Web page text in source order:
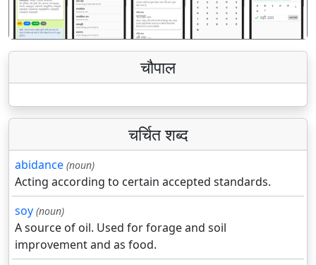
चौपाल
चर्चित शब्द
abidance (noun)
Acting according to certain accepted standards.
soy (noun)
A source of oil. Used for forage and soil
improvement and as food.